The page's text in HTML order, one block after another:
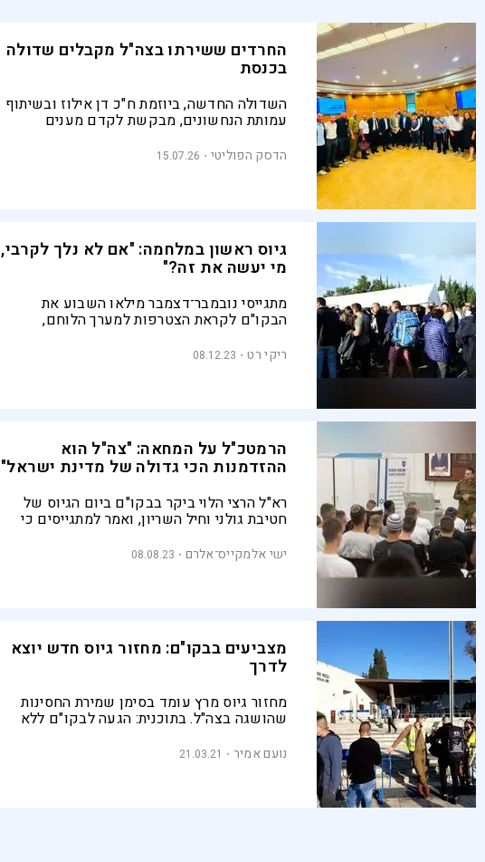
החרדים ששירתו בצה"ל מקבלים שדולה
בכנסת
השדולה החדשה, ביוזמת ח"כ דן אילוז ובשיתוף
עמותת הנחשונים, מבקשת לקדם מענים
השכלה, בריאות נפש, משפחה וקהילה. “המדינה
לא יכולה לסיים את האחריות שלה ביום
הדסק הפוליטי 15.07.26
גיוס ראשון במלחמה: "אם לא נלך לקרבי,
מי יעשה את זה?"
מתגייסי נובמבר־דצמבר מילאו השבוע את
הבקו"ם לקראת הצטרפות למערך הלוחם,
משמעותי' הן כבר לא קלישאה"
ריקי רט 08.12.23
הרמטכ"ל על המחאה: "צה"ל הוא
ההזדמנות הכי גדולה של מדינת ישראל"
רא"ל הרצי הלוי ביקר בבקו"ם ביום הגיוס של
חטיבת גולני וחיל השריון, ואמר למתגייסים כי
מגן על המדינה ומהווה דוגמה ומופת ללכידות"
ישי אלמקייס־אלרם 08.08.23
מצביעים בבקו"ם: מחזור גיוס חדש יוצא
לדרך
מחזור גיוס מרץ עומד בסימן שמירת החסינות
שהושגה בצה"ל. בתוכנית: הגעה לבקו"ם ללא
נועם אמיר 21.03.21